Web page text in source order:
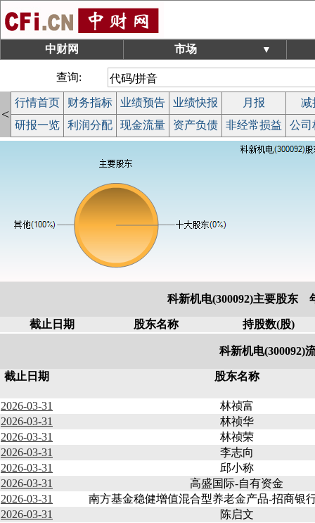
中财网 市场 ▼
查询:
<
行情首页 财务指标 业绩预告 业绩快报 月报
减
研报一览
利润分配 现金流量 资产负债 非经常损益 公司
科新机电(300092)主要股东
截止日期 股东名称 持股数(股)
科新机电(300092)
截止日期 股东名称
2026-03-31
林祯富
2026-03-31
林祯华
2026-03-31
林祯荣
2026-03-31
李志向
2026-03-31
邱小称
2026-03-31
高盛国际-自有资金
2026-03-31
南方基金稳健增值混合型养老金产品-招商银
2026-03-31
陈启文